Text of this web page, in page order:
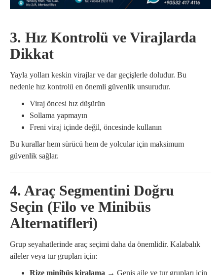
3. Hız Kontrolü ve Virajlarda
Dikkat
Yayla yolları keskin virajlar ve dar geçişlerle doludur. Bu
nedenle hız kontrolü en önemli güvenlik unsurudur.
Viraj öncesi hız düşürün
Sollama yapmayın
Freni viraj içinde değil, öncesinde kullanın
Bu kurallar hem sürücü hem de yolcular için maksimum
güvenlik sağlar.
4. Araç Segmentini Doğru
Seçin (Filo ve Minibüs
Alternatifleri)
Grup seyahatlerinde araç seçimi daha da önemlidir. Kalabalık
aileler veya tur grupları için:
Rize minibüs kiralama → Geniş aile ve tur grupları için